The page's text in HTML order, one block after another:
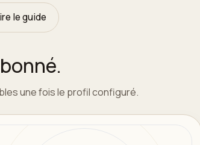
le guide
une fois le profil configuré.